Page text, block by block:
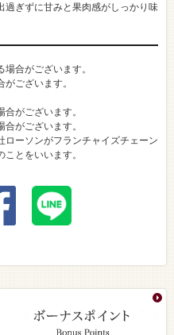
過ぎずに甘みと果肉感がしっかり味
合がございます。
ございます。
がございます。
がございます。
ーソンがフランチャイズチェーン
とをいいます。